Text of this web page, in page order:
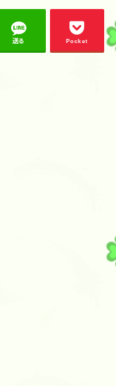
送る Pocket